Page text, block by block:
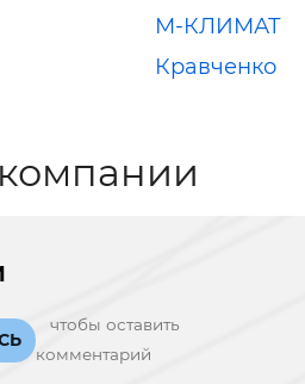
М-КЛИМАТ
Кравченко
чтобы оставить
комментарий